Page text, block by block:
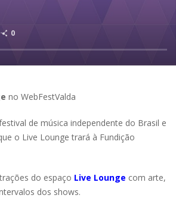
0
no WebFestValda
de música independente do Brasil e
o Live Lounge trará à Fundição
do espaço Live Lounge com arte,
dos shows.